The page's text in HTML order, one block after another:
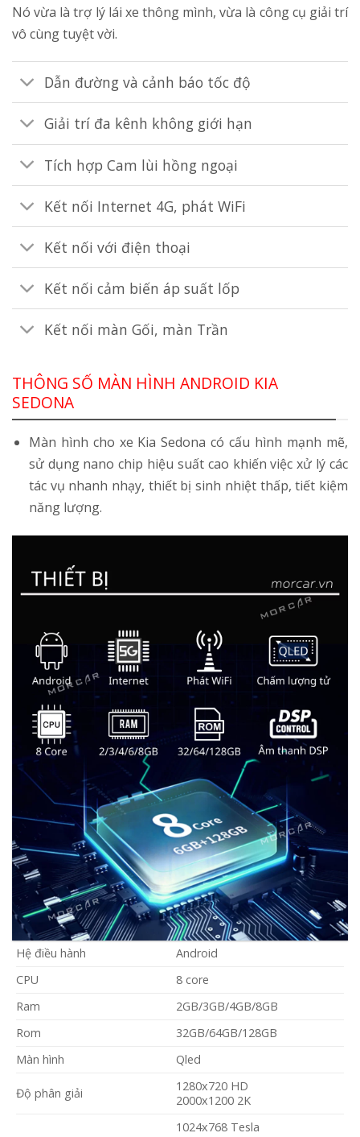
Nó vừa là trợ lý lái xe thông mình, vừa là công cụ giải trí
vô cùng tuyệt vời.
Dẫn đường và cảnh báo tốc độ
Giải trí đa kênh không giới hạn
Tích hợp Cam lùi hồng ngoại
Kết nối Internet 4G, phát WiFi
Kết nối với điện thoại
Kết nối cảm biến áp suất lốp
Kết nối màn Gối, màn Trần
THÔNG SỐ MÀN HÌNH ANDROID KIA
SEDONA
Màn hình cho xe Kia Sedona có cấu hình mạnh mẽ,
sử dụng nano chip hiệu suất cao khiến việc xử lý các
tác vụ nhanh nhạy, thiết bị sinh nhiệt thấp, tiết kiệm
năng lượng.
Hệ điều hành
Android
CPU
8 core
Ram
2GB/3GB/4GB/8GB
Rom
32GB/64GB/128GB
Màn hình
Qled
Độ phân giải
1280x720 HD
2000x1200 2K
1024x768 Tesla